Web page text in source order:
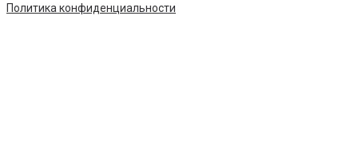
Политика конфиденциальности